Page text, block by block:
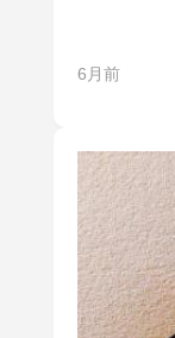
6月前